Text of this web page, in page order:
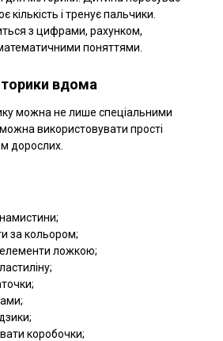
кількість і тренує пальчики.
з цифрами, рахунком,
поняттями.
вдома
можна не лише спеціальними
використовувати прості
дорослих.
за кольором;
елементи ложкою;
коробочки;